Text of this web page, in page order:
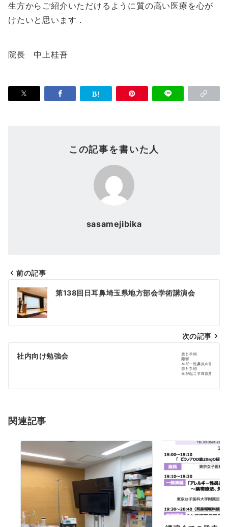
生方からご紹介いただけるように質の高い医療を心が
けたいと思います．
院長 中上桂吾
この記事を書いた人
sasamejibika
投
稿
ナ
ビ
ゲ
シ
ン
前の記事
第138回日耳鼻埼玉県地方部会学術講演会
次の記事
社内向け勉強会
関連記事